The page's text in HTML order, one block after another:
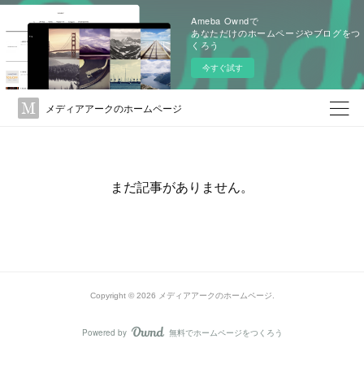
Ameba Owndで
あなただけのホームページやブログをつ
くろう
今すぐ試す
メディアアークのホームページ
まだ記事がありません。
Copyright © 2026 メディアアークのホームページ
Powered by AmebaOwnd
無料でホームページをつくろう